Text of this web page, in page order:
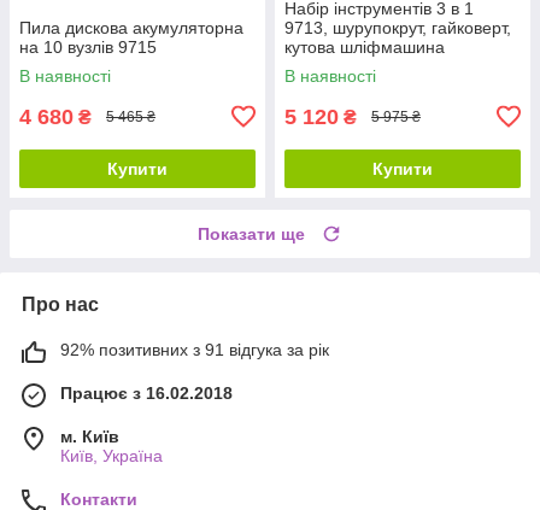
Пила дискова акумуляторна
на 10 вузлів 9715
В наявності
4 680 ₴ 5 465 ₴
Купити
Набір інструментів 3 в 1
9713, шурупокрут, гайковерт,
кутова шліфмашина
В наявності
5 120 ₴ 5 975 ₴
Купити
Показати ще
Про нас
92% позитивних з 91 відгука за рік
Працює з 16.02.2018
м. Київ
Київ, Україна
Контакти